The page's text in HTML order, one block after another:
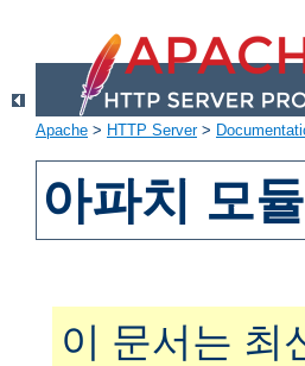
Apache > HTTP Server>
아파치 모
이 문서는 최